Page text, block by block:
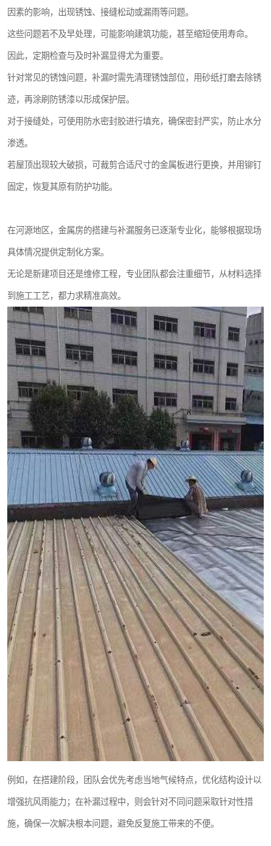
因素的影响，出现锈蚀、接缝松动或漏雨等问题。
这些问题若不及早处理，可能影响建筑功能，甚至缩短使用寿命。
因此，定期检查与及时补漏显得尤为重要。
针对常见的锈蚀问题，补漏时需先清理锈蚀部位，用砂纸打磨去除锈
迹，再涂刷防锈漆以形成保护层。
对于接缝处，可使用防水密封胶进行填充，确保密封严实，防止水分
渗透。
若屋顶出现较大破损，可裁剪合适尺寸的金属板进行更换，并用铆钉
固定，恢复其原有防护功能。
在河源地区，金属房的搭建与补漏服务已逐渐专业化，能够根据现场
具体情况提供定制化方案。
无论是新建项目还是维修工程，专业团队都会注重细节，从材料选择
到施工工艺，都力求精准高效。
例如，在搭建阶段，团队会优先考虑当地气候特点，优化结构设计以
增强抗风雨能力；在补漏过程中，则会针对不同问题采取针对性措
施，确保一次解决根本问题，避免反复施工带来的不便。